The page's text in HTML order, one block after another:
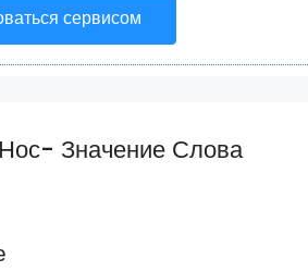
сервисом
Значение Слова